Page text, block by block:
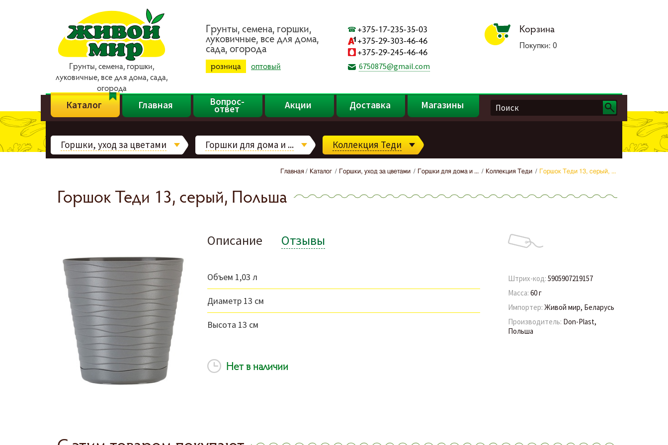
Гpyнты, ceмeнa, гopшки,
лyкoвичныe, вce для дoмa, caдa,
oгopoдa
Гpyнты, ceмeнa, гopшки,
лyкoвичныe, вce для дoмa,
caдa, oгopoдa
розница оптовый
+375-17-235-35-03
+375-29-303-46-46
+375-29-245-46-46
6750875@gmail.com
Корзина
Покупки:0
Каталог Главная Вопрос-
ответ Акции Доставка Магазины
Горшки, уход за цветами Горшки для дома и ... Коллекция Теди
Главная Каталог Горшки, уход за цветами Горшки для дома и ... Коллекция Теди Горшок Теди 13, серый, ...
Горшок Теди 13, серый, Польша
Штрих-код: 5905907219157
Масса: 60 г
Импортер: Живой мир, Беларусь
Производитель: Don-Plast,
Польша
Описание Отзывы
Объем 1,03 л
Диаметр 13 см
Высота 13 см
Нет в наличии